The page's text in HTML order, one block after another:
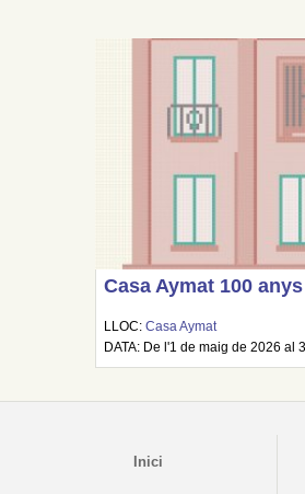
Casa Aymat 100 anys
LLOC:Casa Aymat
DATA: De l'1 de maig de 2026 al
Inici